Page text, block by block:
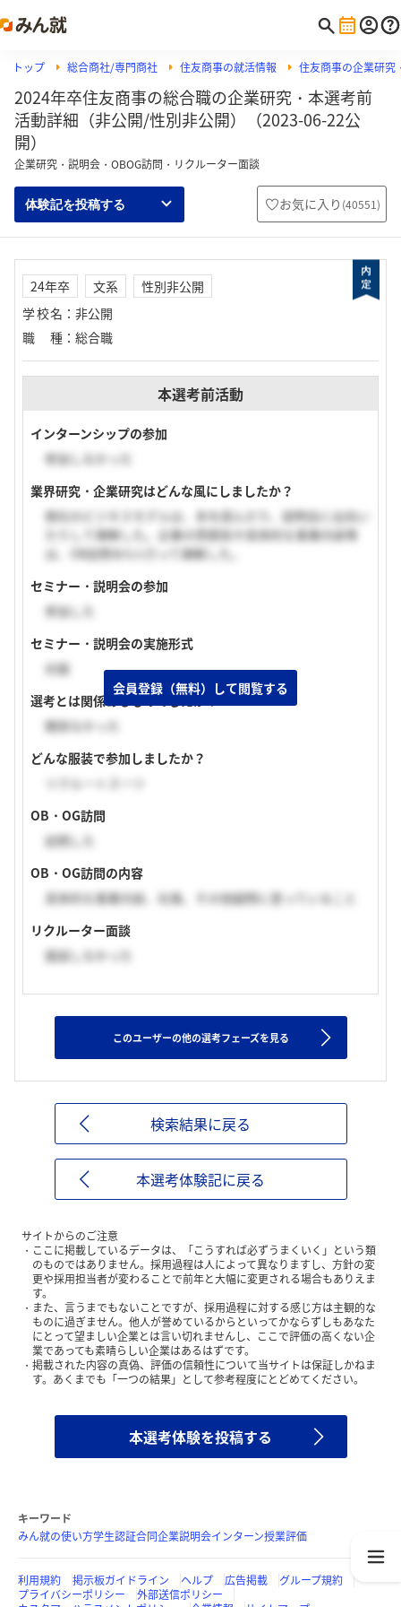
トップ 総合商社/専門商社 住友商事の就活情報 住友商事の企業研究
2024年卒住友商事の総合職の企業研究・本選考前
活動詳細（非公開/性別非公開）（2023-06-22公
開）
企業研究・説明会・OBOG訪問・リクルーター面談
体験記を投稿する お気に入り (40551)
24年卒 文系
性別非公開
学校名 ： 非公開
職種 ： 総合職
本選考前活動
インターンシップの参加
参加しなかった
業界研究・企業研究はどんな風にしましたか？
商社のビジネスモデルは、本を読んだり、説明会に出向い
たりして理解した。企業の雰囲気や具体的な事業内容等
は、OB訪問を6人行って理解した。
セミナー・説明会の参加
参加した
セミナー・説明会の実施形式
対面
選考とは関係あるものでしたか？
関係なかった
どんな服装で参加しましたか？
リクルートスーツ
OB・OG訪問
訪問した
OB・OG訪問の内容
具体的な事業内容、社風、その他疑問に思っていること
リクルーター面談
面談しなかった
会員登録（無料）して閲覧する
このユーザーの他の選考フェーズを見る
検索結果に戻る
本選考体験記に戻る
サイトからのご注意
ここに掲載しているデータは、「こうすれば必ずうまくいく」という類
のものではありません。採用過程は人によって異なりますし、方針の変
更や採用担当者が変わることで前年と大幅に変更される場合もありえま
す。
また、言うまでもないことですが、採用過程に対する感じ方は主観的な
ものに過ぎません。他人が誉めているからといってかならずしもあなた
にとって望ましい企業とは言い切れませんし、ここで評価の高くない企
業であっても素晴らしい企業はあるはずです。
掲載された内容の真偽、評価の信頼性について当サイトは保証しかねま
す。あくまでも「一つの結果」として参考程度にとどめてください。
本選考体験を投稿する
キーワード
みん就の使い方学生認証合同企業説明会インターン授業評価
利用規約 掲示板ガイドライン ヘルプ 広告掲載
グループ規約
プライバシーポリシー
外部送信ポリシー